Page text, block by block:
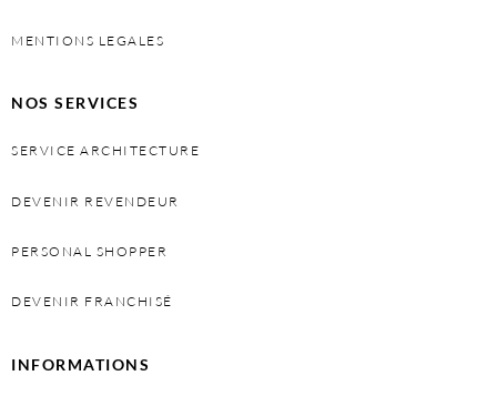
MENTIONS LEGALES
NOS SERVICES
SERVICE ARCHITECTURE
DEVENIR REVENDEUR
PERSONAL SHOPPER
DEVENIR FRANCHISÉ
INFORMATIONS